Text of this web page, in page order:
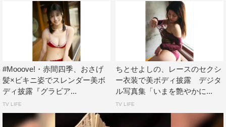
#Mooove!・赤間四季、おさげ
髪×ビキニ姿でスレンダー美ボ
ディ披露『グラビア...
TV LIFE
ちとせよしの、レースのセクシ
ー衣装で美ボディ披露 デジタ
ル写真集「いまを艶やかに...
TV LIFE